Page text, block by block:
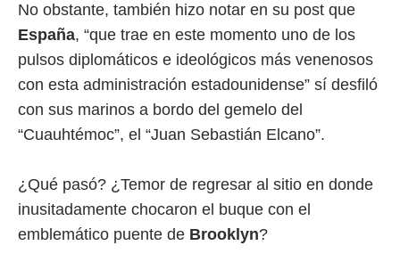
No obstante, también hizo notar en su post que
España, “que trae en este momento uno de los
pulsos diplomáticos e ideológicos más venenosos
con esta administración estadounidense” sí desfiló
con sus marinos a bordo del gemelo del
“Cuauhtémoc”, el “Juan Sebastián Elcano”.
¿Qué pasó? ¿Temor de regresar al sitio en donde
inusitadamente chocaron el buque con el
emblemático puente de Brooklyn?